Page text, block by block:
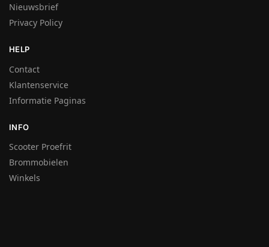
Nieuwsbrief
Privacy Policy
HELP
Contact
Klantenservice
Informatie Paginas
INFO
Scooter Proefrit
Brommobielen
Winkels